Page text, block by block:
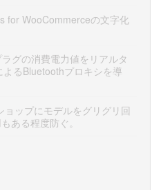
for WooCommerceの文字化
グの消費電力値をリアルタ
るBluetoothプロキシを導
ップにモデルをグリグリ回
ある程度防ぐ。